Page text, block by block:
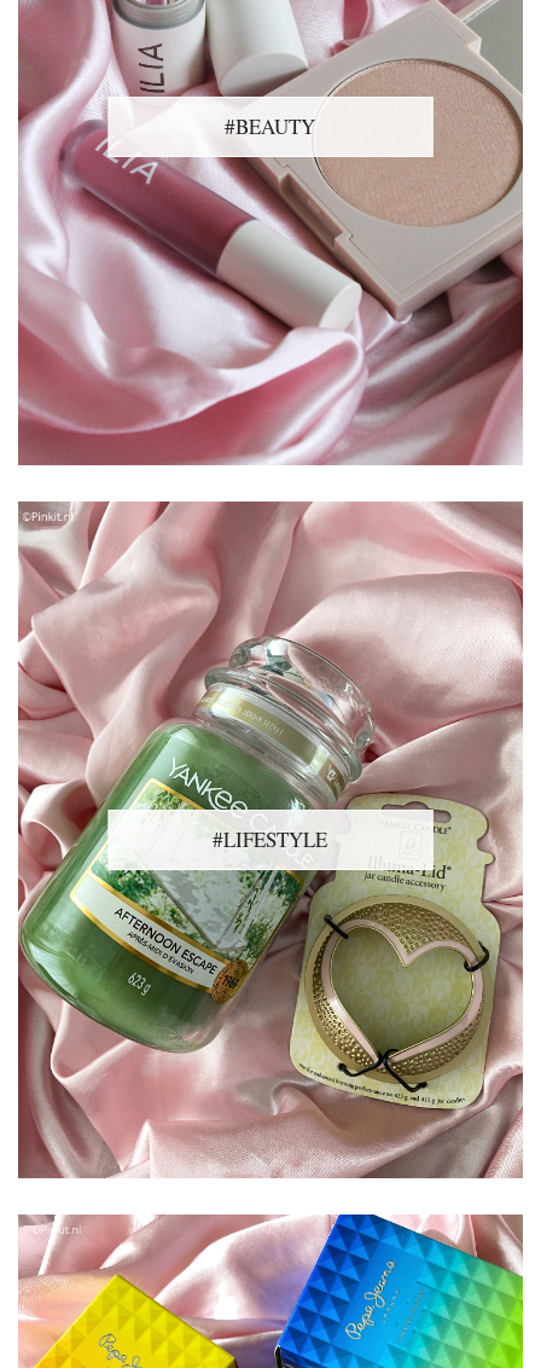
#BEAUTY
#LIFESTYLE